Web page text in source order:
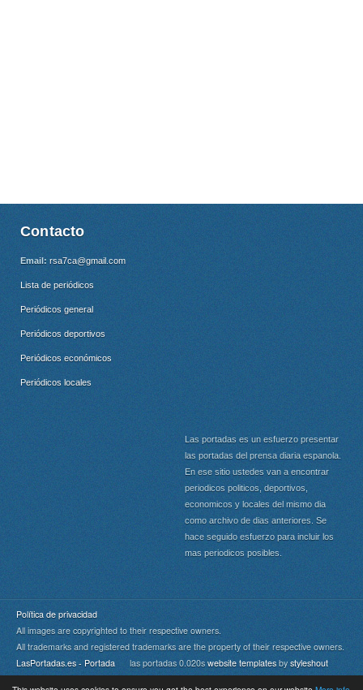
Contacto
Email: rsa7ca@gmail.com
Lista de periódicos
Periódicos general
Periódicos deportivos
Periódicos económicos
Periódicos locales
Las portadas es un esfuerzo presentar
las portadas del prensa diaria espanola.
En ese sitio ustedes van a encontrar
periodicos politicos, deportivos,
economicos y locales del mismo dia
como archivo de dias anteriores. Se
hace seguido esfuerzo para incluir los
mas periodicos posibles.
Política de privacidad
All images are copyrighted to their respective owners.
All trademarks and registered trademarks are the property of their respective owners.
LasPortadas.es - Portada las portadas 0.020s website templates by styleshout